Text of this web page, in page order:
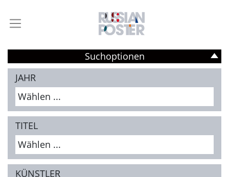
Suchoptionen
JAHR
Wählen ...
TITEL
Wählen ...
KÜNSTLER